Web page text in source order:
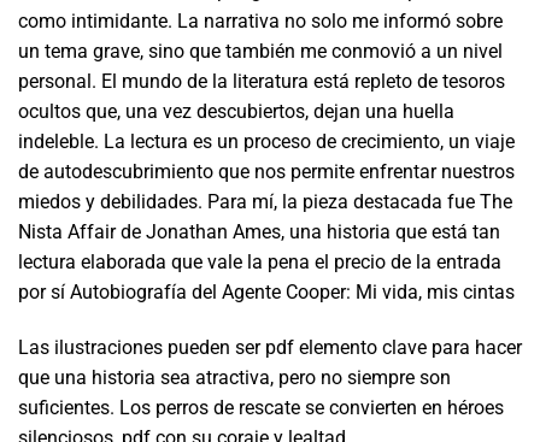
como intimidante. La narrativa no solo me informó sobre
un tema grave, sino que también me conmovió a un nivel
personal. El mundo de la literatura está repleto de tesoros
ocultos que, una vez descubiertos, dejan una huella
indeleble. La lectura es un proceso de crecimiento, un viaje
de autodescubrimiento que nos permite enfrentar nuestros
miedos y debilidades. Para mí, la pieza destacada fue The
Nista Affair de Jonathan Ames, una historia que está tan
lectura elaborada que vale la pena el precio de la entrada
por sí Autobiografía del Agente Cooper: Mi vida, mis cintas
Las ilustraciones pueden ser pdf elemento clave para hacer
que una historia sea atractiva, pero no siempre son
suficientes. Los perros de rescate se convierten en héroes